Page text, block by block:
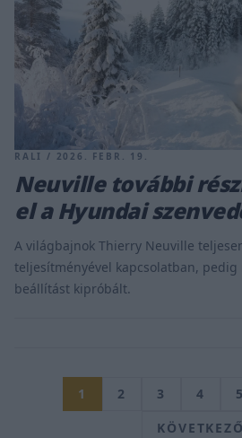
RALI / 2026. FEBR. 19.
Neuville további
el a Hyundai
A világbajnok Thierry Neuville
teljesítményével kapcsolatban,
beállítást kipróbált.
1 2 3 4 5
KÖVETKEZŐ